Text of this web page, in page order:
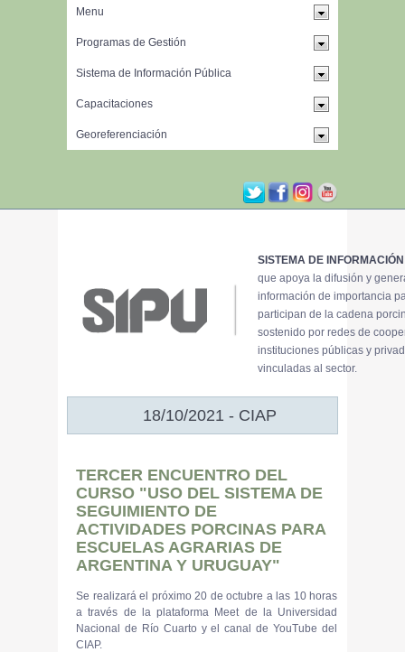
SISTEMA DE
que apoya la difusión y
información de importancia
participan de la cadena
sostenido por redes de
instituciones públicas y
vinculadas al sector.
18/10/2021 - CIAP
TERCER ENCUENTRO DEL
CURSO "USO DEL SISTEMA DE
SEGUIMIENTO DE
ACTIVIDADES PORCINAS PARA
ESCUELAS AGRARIAS DE
ARGENTINA Y URUGUAY"
Se realizará el próximo 20 de octubre a las 10 horas
a través de la plataforma Meet de la Universidad
Nacional de Río Cuarto y el canal de YouTube del
CIAP.